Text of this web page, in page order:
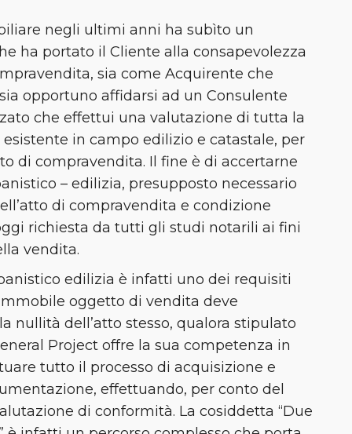
negli ultimi anni ha subìto un
ha portato il Cliente alla consapevolezza
sia come Acquirente che
opportuno affidarsi ad un Consulente
che effettui una valutazione di tutta la
in campo edilizio e catastale, per
di compravendita. Il fine è di accertarne
– edilizia, presupposto necessario
di compravendita e condizione
richiesta da tutti gli studi notarili ai fini
vendita.
edilizia è infatti uno dei requisiti
oggetto di vendita deve
nullità dell’atto stesso, qualora stipulato
Project offre la sua competenza in
tutto il processo di acquisizione e
effettuando, per conto del
di conformità. La cosiddetta “Due